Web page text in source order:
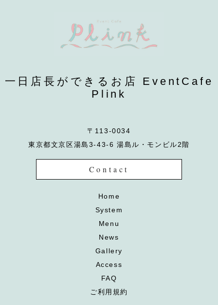
一日店長ができるお店 EventCafe
Plink
〒113-0034
東京都文京区湯島3-43-6 湯島ル・モンビル2階
Contact
Home
System
Menu
News
Gallery
Access
FAQ
ご利用規約